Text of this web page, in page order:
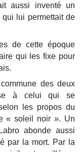
aussi inventé un
lui permettait de
de cette époque
qui les fixe pour
des deux
à celui qui se
les propos du
« soleil noir ». Un
Labro abonde aussi
par la mort. Par la